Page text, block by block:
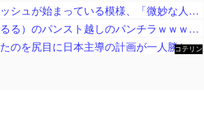
タレントの海外移住ラッシュが始まっている模様、「微妙な人ばっかで憧れない」と指摘する声も……
【画像】生見愛瑠（めるる）のパンスト越しのパンチラｗｗｗｗｗ
仏独の計画が大爆死したのを尻目に日本主導の計画が一人勝ち状態に、日本政府がドイツを露骨に疫病神扱いして……
コテリン